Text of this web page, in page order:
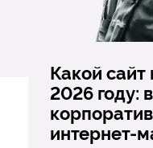
Какой
2026 году:
интернет-